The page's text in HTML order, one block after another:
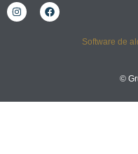
Software de
©